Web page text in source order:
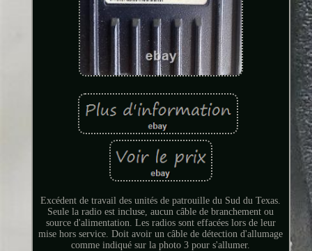
Excédent de travail des unités de patrouille du Sud du Texas.
Seule la radio est incluse, aucun câble de branchement ou
source d'alimentation. Les radios sont effacées lors de leur
mise hors service. Doit avoir un câble de détection d'allumage
comme indiqué sur la photo 3 pour s'allumer.